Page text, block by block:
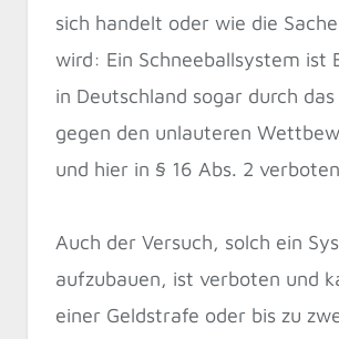
sich handelt oder wie die
wird: Ein Schneeballsystem ist
in Deutschland sogar durch das
gegen den unlauteren
und hier in § 16 Abs. 2
Auch der Versuch, solch ein
aufzubauen, ist verboten und
einer Geldstrafe oder bis zu